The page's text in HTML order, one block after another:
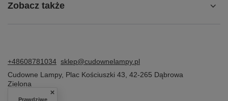
Zobacz także
+48608781034 sklep@cudownelampy.pl
Cudowne Lampy, Plac Kościuszki 43 42-265 Dąbrowa
Zielona
Prawdziwe